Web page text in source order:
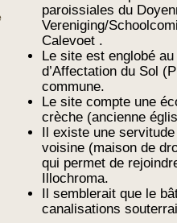
paroissiales du
Vereniging/
Calevoet .
Le site est englobé
d’Affectation du Sol
commune.
Le site compte une
crèche (ancienne
Il existe une
voisine (maison de
qui permet de
Illochroma.
Il semblerait que le
canalisations